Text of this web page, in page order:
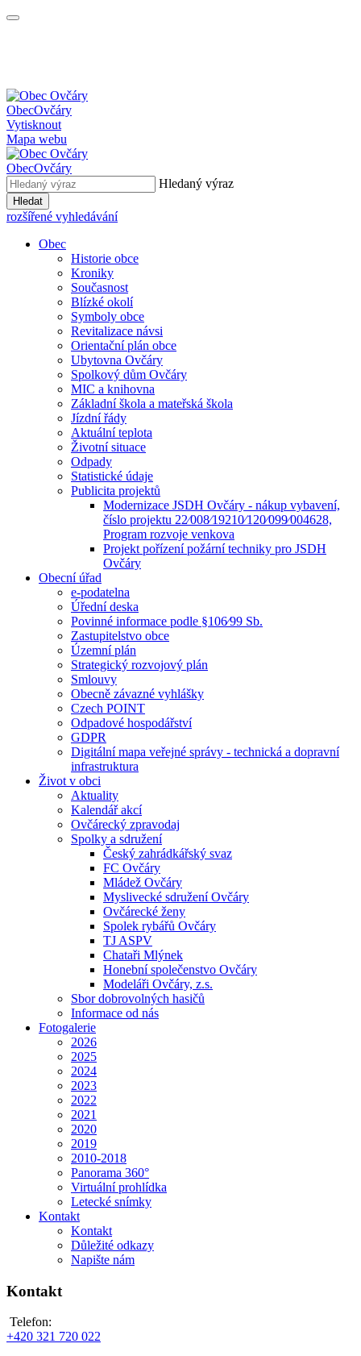
ObecOvčáry
Vytisknout
Mapa webu
ObecOvčáry
Hledaný výraz
Hledat
rozšířené vyhledávání
Obec
Historie obce
Kroniky
Současnost
Blízké okolí
Symboly obce
Revitalizace návsi
Orientační plán obce
Ubytovna Ovčáry
Spolkový dům Ovčáry
MIC a knihovna
Základní škola a mateřská škola
Jízdní řády
Aktuální teplota
Životní situace
Odpady
Statistické údaje
Publicita projektů
Modernizace JSDH Ovčáry - nákup vybavení,
číslo projektu 22⁄008⁄19210⁄120⁄099⁄004628,
Program rozvoje venkova
Projekt pořízení požární techniky pro JSDH
Ovčáry
Obecní úřad
e-podatelna
Úřední deska
Povinné informace podle §106⁄99 Sb.
Zastupitelstvo obce
Územní plán
Strategický rozvojový plán
Smlouvy
Obecně závazné vyhlášky
Czech POINT
Odpadové hospodářství
GDPR
Digitální mapa veřejné správy - technická a dopravní
infrastruktura
Život v obci
Aktuality
Kalendář akcí
Ovčárecký zpravodaj
Spolky a sdružení
Český zahrádkářský svaz
FC Ovčáry
Mládež Ovčáry
Myslivecké sdružení Ovčáry
Ovčárecké ženy
Spolek rybářů Ovčáry
TJ ASPV
Chataři Mlýnek
Honební společenstvo Ovčáry
Modeláři Ovčáry, z.s.
Sbor dobrovolných hasičů
Informace od nás
Fotogalerie
2026
2025
2024
2023
2022
2021
2020
2019
2010-2018
Panorama 360°
Virtuální prohlídka
Letecké snímky
Kontakt
Kontakt
Důležité odkazy
Napište nám
Kontakt
Telefon:
+420 321 720 022